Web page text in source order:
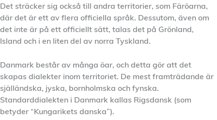
Det sträcker sig också till andra territorier, som Färöarna,
där det är ett av flera officiella språk. Dessutom, även om
det inte är på ett officiellt sätt, talas det på Grönland,
Island och i en liten del av norra Tyskland.
Danmark består av många öar, och detta gör att det
skapas dialekter inom territoriet. De mest framträdande är
själländska, jyska, bornholmska och fynska.
Standarddialekten i Danmark kallas Rigsdansk (som
betyder “Kungarikets danska”).